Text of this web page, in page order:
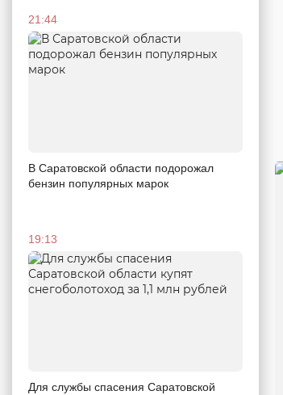
21:44
В Саратовской области подорожал
бензин популярных марок
19:13
Для службы спасения Саратовской